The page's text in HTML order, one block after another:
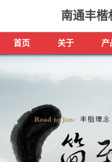
南通丰楷
首页 关于 产